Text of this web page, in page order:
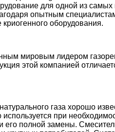
для одной из
опытным
оборудования.
мировым лидером
этой компанией
газа хорошо
при
его полной замены.